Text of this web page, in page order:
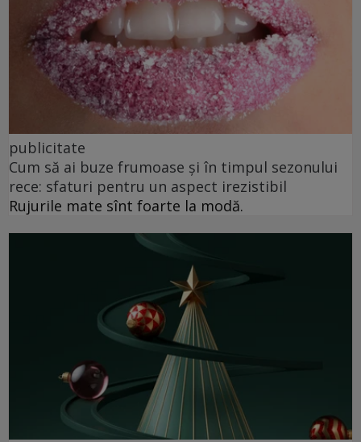
publicitate
Cum să ai buze frumoase şi în timpul sezonului
rece: sfaturi pentru un aspect irezistibil
Rujurile mate sînt foarte la modă.